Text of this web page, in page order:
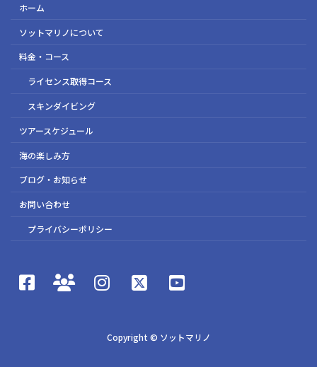
ホーム
ソットマリノについて
料金・コース
ライセンス取得コース
スキンダイビング
ツアースケジュール
海の楽しみ方
ブログ・お知らせ
お問い合わせ
プライバシーポリシー
Copyright © ソットマリノ